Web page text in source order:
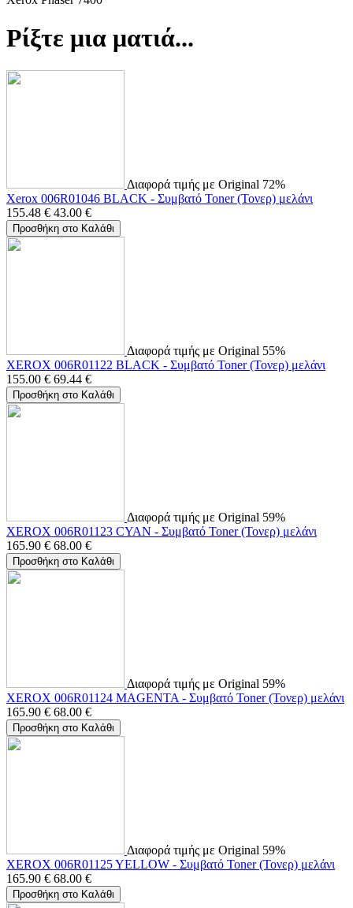
Ρίξτε μια ματιά...
Διαφορά τιμής με Original 72%
Xerox 006R01046 BLACK - Συμβατό Toner (Τονερ) μελάνι
155.48 € 43.00 €
Προσθήκη στο Καλάθι
Διαφορά τιμής με Original 55%
XEROX 006R01122 BLACK - Συμβατό Toner (Τονερ) μελάνι
155.00 € 69.44 €
Προσθήκη στο Καλάθι
Διαφορά τιμής με Original 59%
XEROX 006R01123 CYAN - Συμβατό Toner (Τονερ) μελάνι
165.90 € 68.00 €
Προσθήκη στο Καλάθι
Διαφορά τιμής με Original 59%
XEROX 006R01124 MAGENTA - Συμβατό Toner (Τονερ) μελάνι
165.90 € 68.00 €
Προσθήκη στο Καλάθι
Διαφορά τιμής με Original 59%
XEROX 006R01125 YELLOW - Συμβατό Toner (Τονερ) μελάνι
165.90 € 68.00 €
Προσθήκη στο Καλάθι